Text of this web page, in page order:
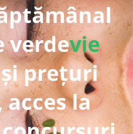
verdevie
prețuri
acces la